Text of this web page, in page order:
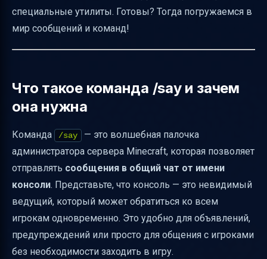
История и версии команды /say
Как писать от имени другого игрока через
"мировой чат через консоль"
Обратная связь и улучшение форума
специальные утилиты. Готовы? Тогда погружаемся в
мир сообщений и команд!
Что такое команда /say и зачем
она нужна
Команда /say
— это волшебная палочка
администратора сервера Minecraft, которая позволяет
отправлять сообщения в общий чат от имени
консоли. Представьте, что консоль — это невидимый
ведущий, который может обратиться ко всем
игрокам одновременно. Это удобно для объявлений,
предупреждений или просто для общения с игроками
без необходимости заходить в игру.